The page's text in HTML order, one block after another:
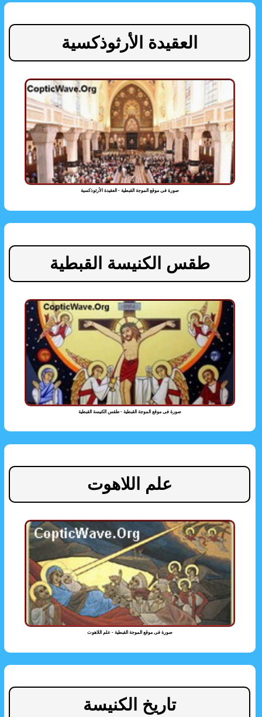
العقيدة الأرثوذكسية
صورة فى موقع الموجة القبطية - العقيدة الأرثوذكسية
طقس الكنيسة القبطية
صورة فى موقع الموجة القبطية - طقس الكنيسة القبطية
علم اللاهوت
صورة فى موقع الموجة القبطية - علم اللاهوت
تاريخ الكنيسة